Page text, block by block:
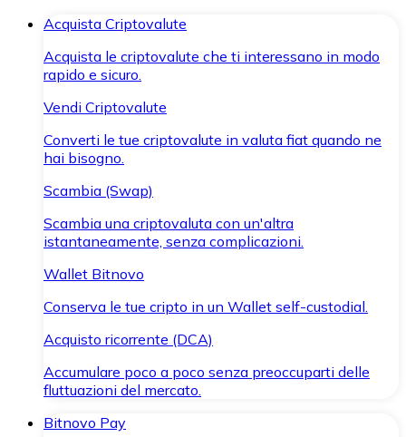
Acquista Criptovalute
Acquista le criptovalute che ti interessano in modo
rapido e sicuro.
Vendi Criptovalute
Converti le tue criptovalute in valuta fiat quando ne
hai bisogno.
Scambia (Swap)
Scambia una criptovaluta con un'altra
istantaneamente, senza complicazioni.
Wallet Bitnovo
Conserva le tue cripto in un Wallet self-custodial.
Acquisto ricorrente (DCA)
Accumulare poco a poco senza preoccuparti delle
fluttuazioni del mercato.
Bitnovo Pay